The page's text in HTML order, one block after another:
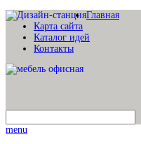
Главная
Карта сайта
Каталог идей
Контакты
menu